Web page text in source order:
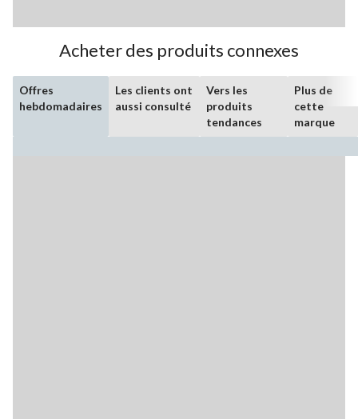
Acheter des produits connexes
Offres
hebdomadaires
Les clients ont
aussi consulté
Vers les
produits
tendances
Plus de
cette
marque